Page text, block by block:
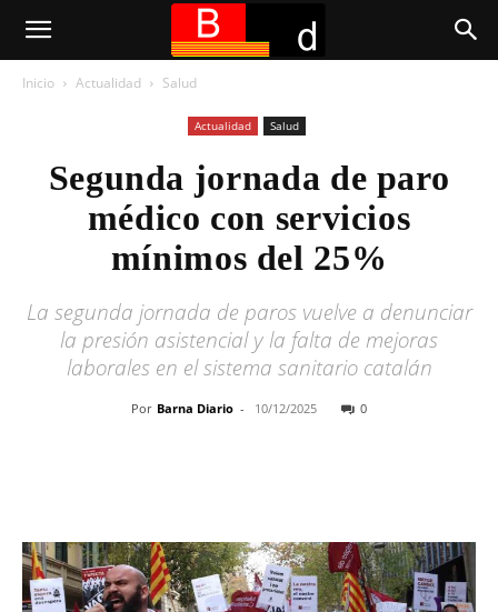
Inicio Actualidad Salud
Actualidad Salud
Segunda jornada de paro
médico con servicios
mínimos del 25%
La segunda jornada de paros vuelve a denunciar
la presión asistencial y la falta de mejoras
laborales en el sistema sanitario catalán
Por Barna Diario - 10/12/2025 0